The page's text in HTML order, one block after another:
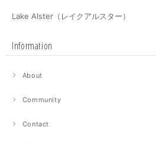
Lake Alster（レイクアルスター）
Information
About
Community
Contact